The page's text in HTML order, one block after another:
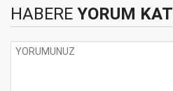
HABERE YORUM KAT